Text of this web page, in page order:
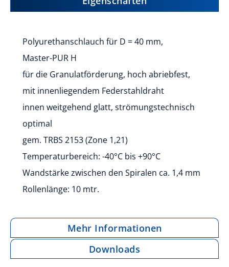
Polyurethanschlauch für D = 40 mm,
Master-PUR H
für die Granulatförderung, hoch abriebfest,
mit innenliegendem Federstahldraht
innen weitgehend glatt, strömungstechnisch
optimal
gem. TRBS 2153 (Zone 1,21)
Temperaturbereich: -40°C bis +90°C
Wandstärke zwischen den Spiralen ca. 1,4 mm
Rollenlänge: 10 mtr.
Mehr Informationen
Downloads